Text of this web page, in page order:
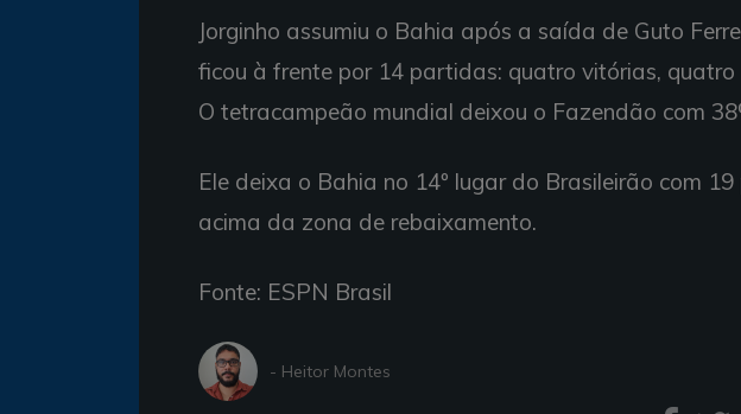
Jorginho assumiu o Bahia após a saída de Guto
ficou à frente por 14 partidas: quatro vitórias, quatro
O tetracampeão mundial deixou o Fazendão com
Ele deixa o Bahia no 14º lugar do Brasileirão com
acima da zona de rebaixamento.
Fonte: ESPN Brasil
- Heitor Montes